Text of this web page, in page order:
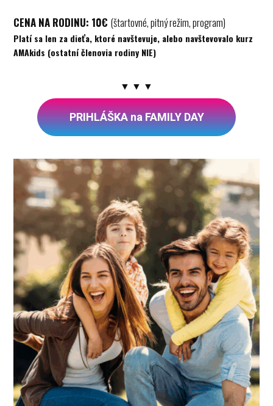
CENA NA RODINU: 10€ (štartovné, pitný režim, program)
Platí sa len za dieťa, ktoré navštevuje, alebo navštevovalo kurz
AMAkids (ostatní členovia rodiny NIE)
▼ ▼ ▼
PRIHLÁŠKA na FAMILY DAY